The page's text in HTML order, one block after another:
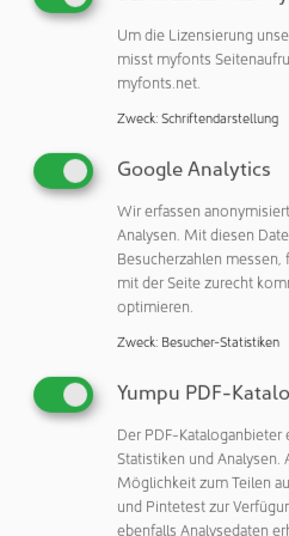
ALBA PCB Group
31021 Mogliano Veneto (TV)
Veröffentlichungen:
Weitere Veröffentlichungen dieses
Weitere Artikel zu diesen
Unternehmen & Personen: Unternehmen
Aktuelle Begriffe: Elektronik (Wafer,
Um die Lizensierung
misst myfonts
myfonts.net.
Zweck: Schriftendarstellung
Google Analytics
Wir erfassen
Analysen. Mit diesen
Besucherzahlen
mit der Seite zurecht
optimieren.
Zweck: Besucher-Statistiken
Yumpu PDF-
Der PDF-
Statistiken und
Möglichkeit zum Teilen
und Pintetest zur
ebenfalls Analysedaten